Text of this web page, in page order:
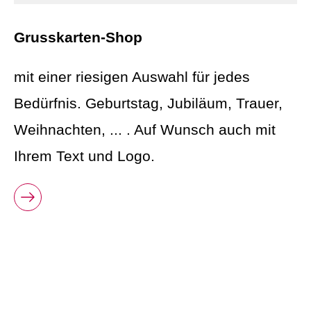
Grusskarten-Shop
mit einer riesigen Auswahl für jedes
Bedürfnis. Geburtstag, Jubiläum, Trauer,
Weihnachten, ... . Auf Wunsch auch mit
Ihrem Text und Logo.